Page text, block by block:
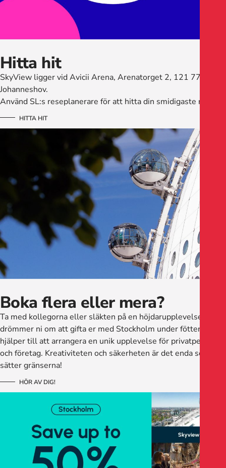
Hitta hit
SkyView ligger vid Avicii Arena, Arenatorget 2, 121 77
Johanneshov.
Använd SL:s reseplanerare för att hitta din smidigaste resväg!
HITTA HIT
Boka flera eller mera?
Ta med kollegorna eller släkten på en höjdarupplevelse! Eller
drömmer ni om att gifta er med Stockholm under fötterna? Vi
hjälper till att arrangera en unik upplevelse för privatpersoner
och företag. Kreativiteten och säkerheten är det enda som
sätter gränserna!
HÖR AV DIG!